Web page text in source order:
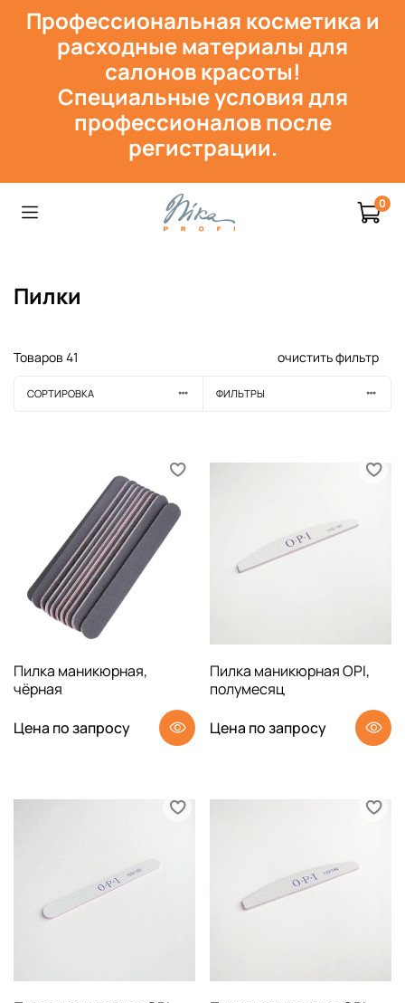
Профессиональная косметика и
расходные материалы для
салонов красоты!
Специальные условия для
профессионалов после
регистрации.
0
Пилки
Товаров 41 очистить фильтр
СОРТИРОВКА ФИЛЬТРЫ
Пилка маникюрная,
чёрная
Цена по запросу
Пилка маникюрная OPI,
полумесяц
Цена по запросу